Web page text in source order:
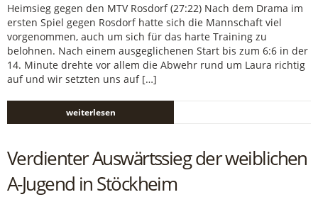
Heimsieg gegen den MTV Rosdorf (27:22) Nach dem Drama im
ersten Spiel gegen Rosdorf hatte sich die Mannschaft viel
vorgenommen, auch um sich für das harte Training zu
belohnen. Nach einem ausgeglichenen Start bis zum 6:6 in der
14. Minute drehte vor allem die Abwehr rund um Laura richtig
auf und wir setzten uns auf […]
weiterlesen
Verdienter Auswärtssieg der weiblichen
A-Jugend in Stöckheim